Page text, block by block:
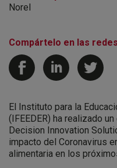
Norel
Compártelo en las
El Instituto para la
(IFEEDER) ha realizado
Decision Innovation
impacto del Coronavirus
alimentaria en los